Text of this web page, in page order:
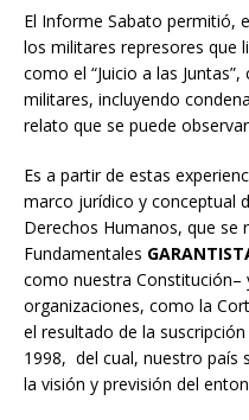
El Informe Sabato permitió,
los militares represores que
como el “Juicio a las
militares, incluyendo
relato que se puede
Es a partir de estas
marco jurídico y conceptual
Derechos Humanos, que se
Fundamentales
como nuestra Constitución–
organizaciones, como la
el resultado de la
1998, del cual, nuestro país
la visión y previsión del